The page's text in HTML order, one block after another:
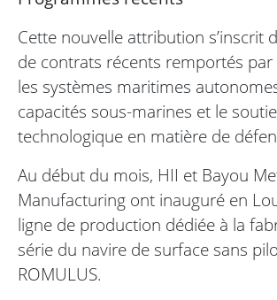
Cette nouvelle attribution s’inscrit
de contrats récents remportés
les systèmes maritimes
capacités sous-marines et le
technologique en matière de
Au début du mois, HII et Bayou
Manufacturing ont inauguré en
ligne de production dédiée à la
série du navire de surface sans
ROMULUS.